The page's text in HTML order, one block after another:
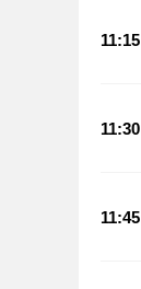
11:15
11:30
11:45